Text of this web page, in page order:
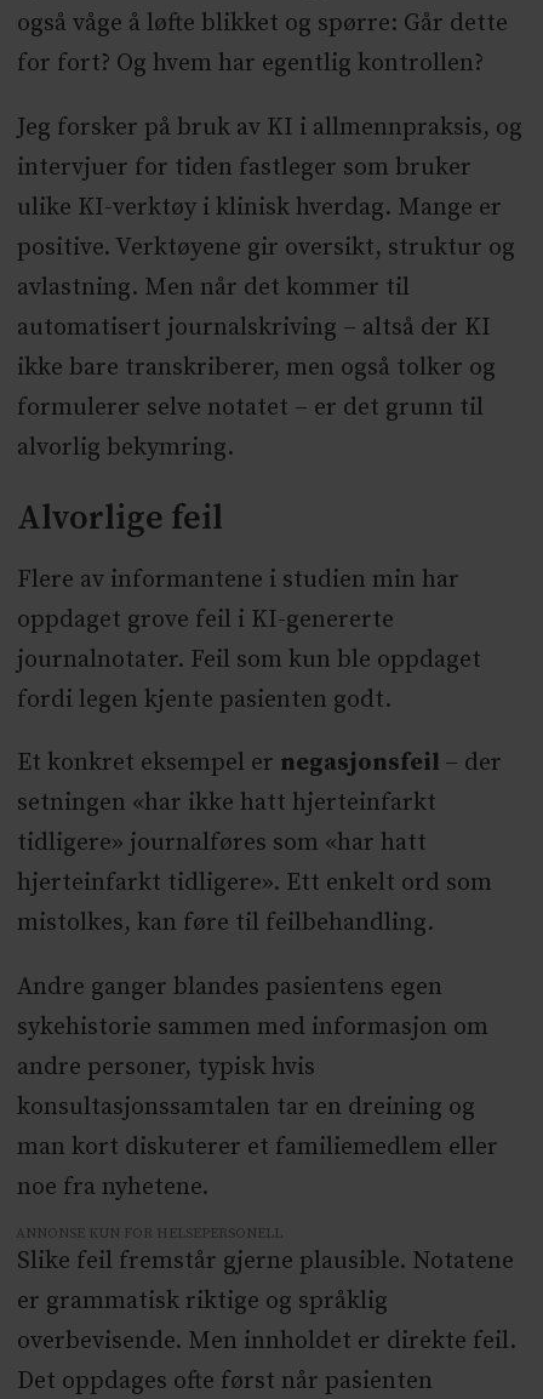
også våge å løfte blikket og spørre: Går dette
for fort? Og hvem har egentlig kontrollen?
Jeg forsker på bruk av KI i allmennpraksis, og
intervjuer for tiden fastleger som bruker
ulike KI-verktøy i klinisk hverdag. Mange er
positive. Verktøyene gir oversikt, struktur og
avlastning. Men når det kommer til
automatisert journalskriving – altså der KI
ikke bare transkriberer, men også tolker og
formulerer selve notatet – er det grunn til
alvorlig bekymring.
Alvorlige feil
Flere av informantene i studien min har
oppdaget grove feil i KI-genererte
journalnotater. Feil som kun ble oppdaget
fordi legen kjente pasienten godt.
Et konkret eksempel er negasjonsfeil – der
setningen «har ikke hatt hjerteinfarkt
tidligere» journalføres som «har hatt
hjerteinfarkt tidligere». Ett enkelt ord som
mistolkes, kan føre til feilbehandling.
Andre ganger blandes pasientens egen
sykehistorie sammen med informasjon om
andre personer, typisk hvis
konsultasjonssamtalen tar en dreining og
man kort diskuterer et familiemedlem eller
noe fra nyhetene.
ANNONSE KUN FOR HELSEPERSONELL
Slike feil fremstår gjerne plausible. Notatene
er grammatisk riktige og språklig
overbevisende. Men innholdet er direkte feil.
Det oppdages ofte først når pasienten